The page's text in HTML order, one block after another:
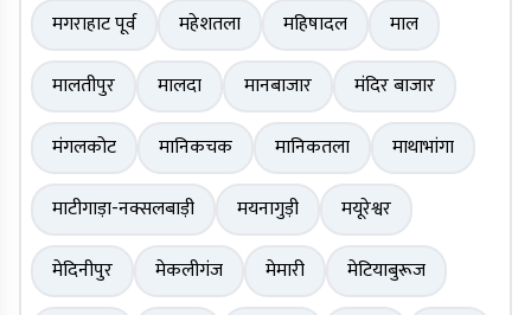
मगराहाट पूर्व
महेशतला महिषादल
माल
मालतीपुर
मालदा मानबाजार
मंदिर बाजार
मंगलकोट
मानिकचक मानिकतला
माथाभांगा
माटीगाड़ा-नक्सलबाड़ी
मयनागुड़ी
मयूरेश्वर
मेदिनीपुर
मेकलीगंज मेमारी
मेटियाबुरूज